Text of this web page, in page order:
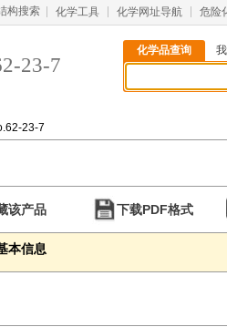
构搜索 化学工具 化学网址导航 危险
23-7
化学品查询
23-7
该产品 下载PDF格式
本信息